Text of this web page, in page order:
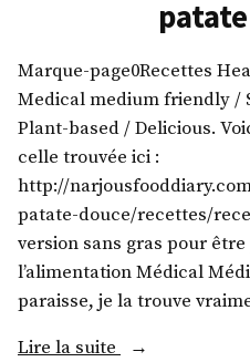
Marque-page0Recettes
Medical medium friendly /
Plant-based / Delicious.
celle trouvée ici :
http://
patate-douce/recettes/
version sans gras pour
l’alimentation Médical
paraisse, je la trouve
Lire la suite « Rouleaux